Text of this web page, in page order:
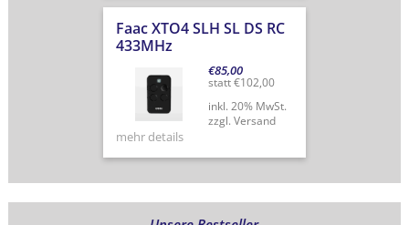
Faac XTO4 SLH SL DS RC
433MHz
€85,00
statt€102,00
inkl. 20% MwSt.
zzgl. Versand
mehr details